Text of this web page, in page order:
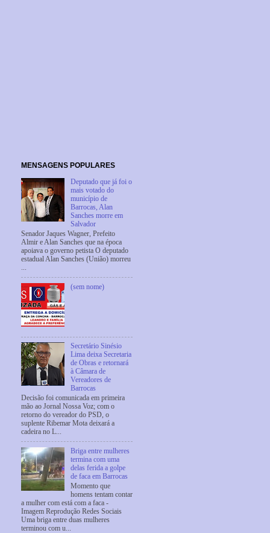
MENSAGENS POPULARES
Deputado que já foi o
mais votado do
município de
Barrocas, Alan
Sanches morre em
Salvador
Senador Jaques Wagner, Prefeito
Almir e Alan Sanches que na época
apoiava o governo petista O deputado
estadual Alan Sanches (União) morreu
...
(sem nome)
Secretário Sinésio
Lima deixa Secretaria
de Obras e retornará
à Câmara de
Vereadores de
Barrocas
Decisão foi comunicada em primeira
mão ao Jornal Nossa Voz; com o
retorno do vereador do PSD, o
suplente Ribemar Mota deixará a
cadeira no L...
Briga entre mulheres
termina com uma
delas ferida a golpe
de faca em Barrocas
Momento que
homens tentam contar
a mulher com está com a faca -
Imagem Reprodução Redes Sociais
Uma briga entre duas mulheres
terminou com u...